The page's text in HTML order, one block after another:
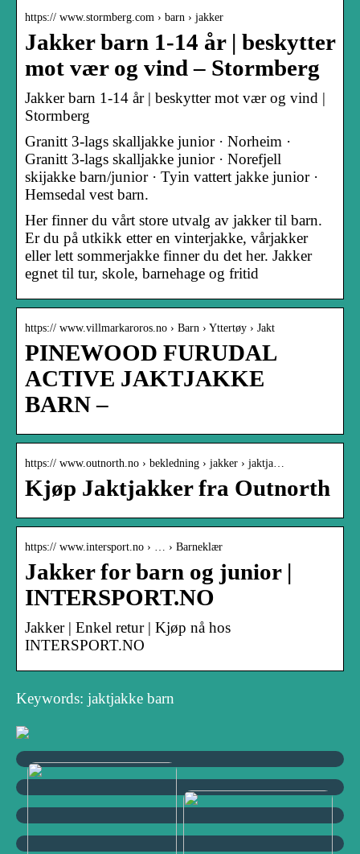
https:// www.stormberg.com › barn › jakker
Jakker barn 1-14 år | beskytter
mot vær og vind – Stormberg
Jakker barn 1-14 år | beskytter mot vær og vind |
Stormberg
Granitt 3-lags skalljakke junior · Norheim ·
Granitt 3-lags skalljakke junior · Norefjell
skijakke barn/junior · Tyin vattert jakke junior ·
Hemsedal vest barn.
Her finner du vårt store utvalg av jakker til barn.
Er du på utkikk etter en vinterjakke, vårjakker
eller lett sommerjakke finner du det her. Jakker
egnet til tur, skole, barnehage og fritid
https:// www.villmarkaroros.no › Barn › Yttertøy › Jakt
PINEWOOD FURUDAL
ACTIVE JAKTJAKKE
BARN –
https:// www.outnorth.no › bekledning › jakker › jaktja…
Kjøp Jaktjakker fra Outnorth
https:// www.intersport.no › … › Barneklær
Jakker for barn og junior |
INTERSPORT.NO
Jakker | Enkel retur | Kjøp nå hos
INTERSPORT.NO
Keywords: jaktjakke barn